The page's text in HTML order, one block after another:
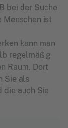
bei der Suche
Menschen ist
kann man
regelmäßig
Raum. Dort
Sie als
die auch Sie